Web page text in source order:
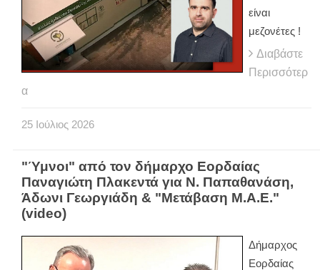
είναι
μεζονέτες !
Διαβάστε
Περισσότερ
α
25 Ιούλιος 2026
"Ύμνοι" από τον δήμαρχο Εορδαίας
Παναγιώτη Πλακεντά για Ν. Παπαθανάση,
Άδωνι Γεωργιάδη & "Μετάβαση Μ.Α.Ε."
(video)
Δήμαρχος
Εορδαίας